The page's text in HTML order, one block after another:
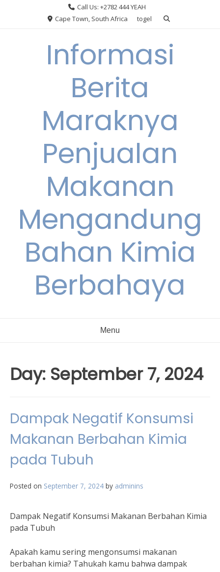
Call Us: +2782 444 YEAH
Cape Town, South Africa
togel
Informasi
Berita
Maraknya
Penjualan
Makanan
Mengandung
Bahan Kimia
Berbahaya
Menu
Day: September 7, 2024
Dampak Negatif Konsumsi
Makanan Berbahan Kimia
pada Tubuh
Posted on September 7, 2024 by adminins
Dampak Negatif Konsumsi Makanan Berbahan Kimia
pada Tubuh
Apakah kamu sering mengonsumsi makanan
berbahan kimia? Tahukah kamu bahwa dampak